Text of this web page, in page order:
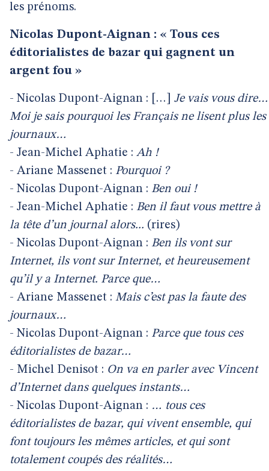
les prénoms.
Nicolas Dupont-Aignan : « Tous ces
éditorialistes de bazar qui gagnent un
argent fou »
- Nicolas Dupont-Aignan : […] Je vais vous dire…
Moi je sais pourquoi les Français ne lisent plus les
journaux…
- Jean-Michel Aphatie : Ah !
- Ariane Massenet : Pourquoi ?
- Nicolas Dupont-Aignan : Ben oui !
- Jean-Michel Aphatie : Ben il faut vous mettre à
la tête d’un journal alors... (rires)
- Nicolas Dupont-Aignan : Ben ils vont sur
Internet, ils vont sur Internet, et heureusement
qu’il y a Internet. Parce que…
- Ariane Massenet : Mais c’est pas la faute des
journaux…
- Nicolas Dupont-Aignan : Parce que tous ces
éditorialistes de bazar…
- Michel Denisot : On va en parler avec Vincent
d’Internet dans quelques instants…
- Nicolas Dupont-Aignan : … tous ces
éditorialistes de bazar, qui vivent ensemble, qui
font toujours les mêmes articles, et qui sont
totalement coupés des réalités…